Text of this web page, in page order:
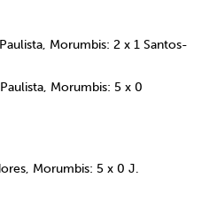
Morumbis: 2 x 1 Santos-
Morumbis: 5 x 0
Morumbis: 5 x 0 J.